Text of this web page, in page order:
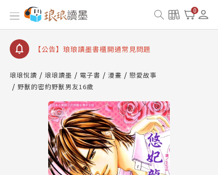
0
【公告】因 Readmoo 讀墨系統維護中，本站同步暫
停部分閱讀服務
【公告】琅琅讀墨數位閱讀資產合併與書櫃開通申請
【公告】琅琅讀墨書櫃開通常見問題
請圖文教學
【公告】琅琅書店服務升級重要說明及資產合併結果
查詢
【公告】因 Readmoo 讀墨系統維護中，本站同步暫
停部分閱讀服務
琅琅悅讀 琅琅讀墨 電子書 漫畫
戀愛故事
野獸的密約野獸男友16歲